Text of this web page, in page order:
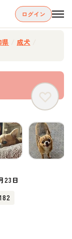
ログイン
県 成犬
23日